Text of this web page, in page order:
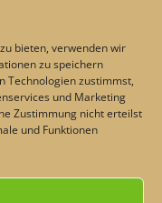
bieten, verwenden wir
zu speichern
Technologien zustimmst,
und Marketing
Zustimmung nicht erteilst
und Funktionen